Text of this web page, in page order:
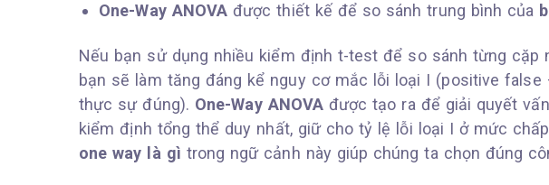
One-Way ANOVA được thiết kế để so sánh trung bình của
Nếu bạn sử dụng nhiều kiểm định t-test để so sánh từng cặp
bạn sẽ làm tăng đáng kể nguy cơ mắc lỗi loại I (positive
thực sự đúng). One-Way ANOVA được tạo ra để giải quyết
kiểm định tổng thể duy nhất, giữ cho tỷ lệ lỗi loại I ở mức
one way là gì trong ngữ cảnh này giúp chúng ta chọn đúng